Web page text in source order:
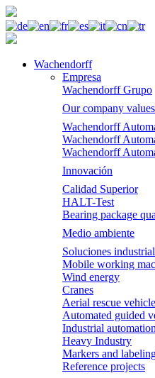
Wachendorff
Empresa
Wachendorff Grupo
Our company
Wachendorff
Wachendorff
Wachendorff
Innovación
Calidad Superior
HALT-Test
Bearing package
Medio ambiente
Soluciones
Mobile working
Wind energy
Cranes
Aerial rescue
Automated guided
Industrial automation
Heavy Industry
Markers and
Reference projects